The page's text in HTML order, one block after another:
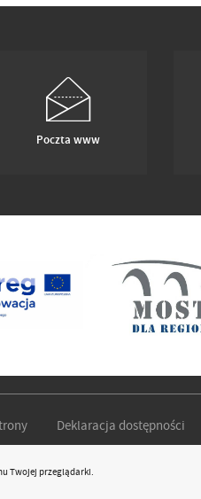
Poczta www
Deklaracja dostępności
Twojej przeglądarki.